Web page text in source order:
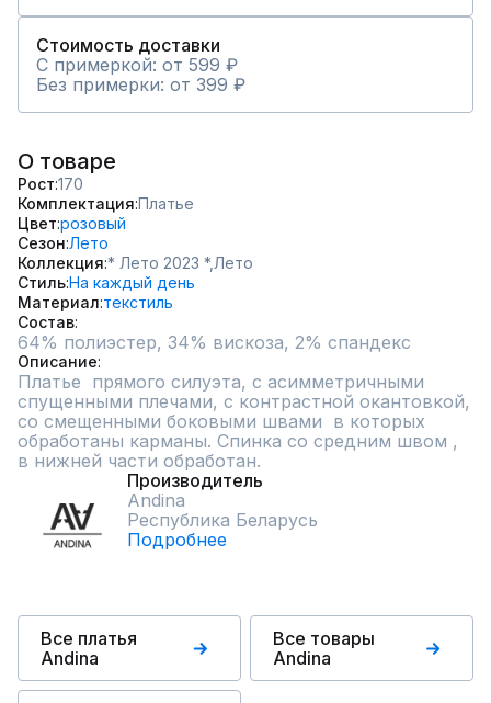
Стоимость доставки
С примеркой: от 599 ₽
Без примерки: от 399 ₽
О товаре
Рост 170
Комплектация Платье
Цвет розовый
Сезон Лето
Коллекция * Лето 2023 *, Лето
СтильНа каждый день
Материал текстиль
Состав
64% полиэстер, 34% вискоза, 2% спандекс
Описание
Платье  прямого силуэта, с асимметричными
спущенными плечами, с контрастной окантовкой,
со смещенными боковыми швами  в которых
обработаны карманы. Спинка со средним швом ,
в нижней части обработан.
Производитель
Andina
Республика Беларусь
Подробнее
Все платья
Andina
Все товары
Andina